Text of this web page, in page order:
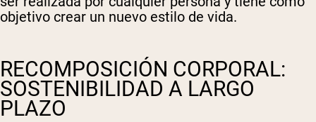
objetivo crear un nuevo estilo de vida.
RECOMPOSICIÓN CORPORAL:
SOSTENIBILIDAD A LARGO
PLAZO